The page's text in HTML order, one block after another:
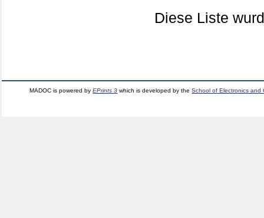
Diese Liste
MADOC is powered byEPrints 3 which is developed by theSchool of Electronics and